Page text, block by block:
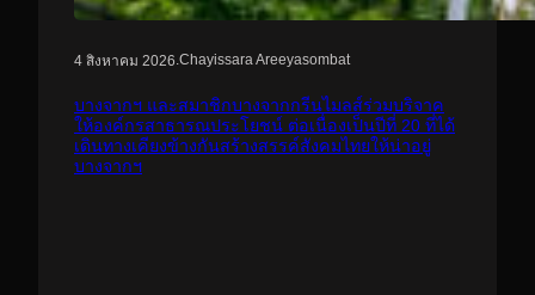
4 สิงหาคม 2026.Chayissara Areeyasombat
บางจากฯ และสมาชิกบางจากกรีนไมลส์ร่วมบริจาค
ให้องค์กรสาธารณประโยชน์ ต่อเนื่องเป็นปีที่ 20 ที่ได้
เดินทางเคียงข้างกันสร้างสรรค์สังคมไทยให้น่าอยู่
บางจากฯ